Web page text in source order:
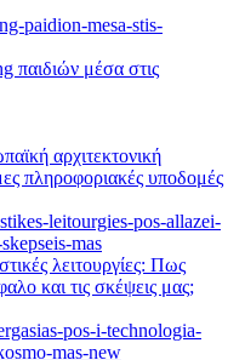
παιδιών μέσα στις
αρχιτεκτονική
πληροφοριακές υποδομές
λειτουργίες: Πως
και τις σκέψεις μας;